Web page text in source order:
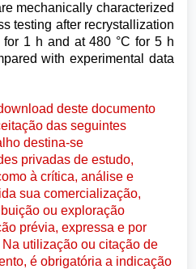
mechanically characterized
testing after recrystallization
for 1 h and at 480 °C for 5 h
with experimental data
deste documento
das seguintes
destina-se
privadas de estudo,
à crítica, análise e
sua comercialização,
ou exploração
prévia, expressa e por
utilização ou citação de
é obrigatória a indicação